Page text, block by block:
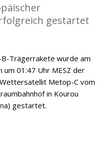
gestartet
B-Trägerrakete wurde am
um 01:47 Uhr MESZ der
Metop-C vom
in Kourou
gestartet.